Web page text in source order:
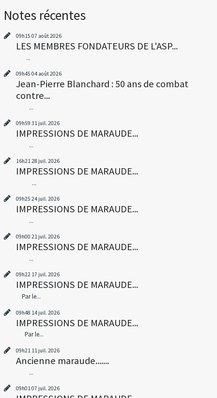
Notes récentes
09h15 07 août 2026
LES MEMBRES FONDATEURS DE L'ASP...
...
09h45 04 août 2026
Jean-Pierre Blanchard : 50 ans de combat
contre...
...
09h59 31 juil. 2026
IMPRESSIONS DE MARAUDE...
...
16h2128 juil. 2026
IMPRESSIONS DE MARAUDE...
...
09h25 24 juil. 2026
IMPRESSIONS DE MARAUDE...
...
09h00 21 juil. 2026
IMPRESSIONS DE MARAUDE...
...
09h22 17 juil. 2026
IMPRESSIONS DE MARAUDE...
Par le...
09h48 14 juil. 2026
IMPRESSIONS DE MARAUDE...
Par le...
09h21 11 juil. 2026
Ancienne maraude.......
...
09h01 07 juil. 2026